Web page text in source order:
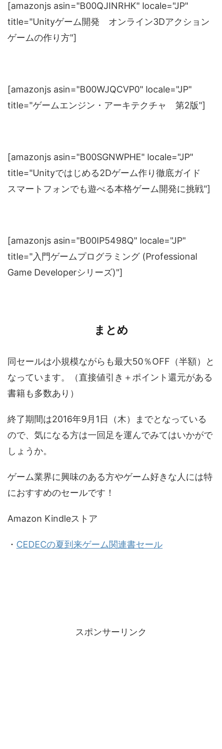
[amazonjs asin="B00QJINRHK" locale="JP"
title="Unityゲーム開発 オンライン3Dアクション
ゲームの作り方"]
[amazonjs asin="B00WJQCVP0" locale="JP"
title="ゲームエンジン・アーキテクチャ 第2版"]
[amazonjs asin="B00SGNWPHE" locale="JP"
title="Unityではじめる2Dゲーム作り徹底ガイド
スマートフォンでも遊べる本格ゲーム開発に挑戦"]
[amazonjs asin="B00IP5498Q" locale="JP"
title="入門ゲームプログラミング (Professional
Game Developerシリーズ)"]
まとめ
同セールは小規模ながらも最大50％OFF（半額）と
なっています。（直接値引き＋ポイント還元がある
書籍も多数あり）
終了期間は2016年9月1日（木）までとなっている
ので、気になる方は一回足を運んでみてはいかがで
しょうか。
ゲーム業界に興味のある方やゲーム好きな人には特
におすすめのセールです！
Amazon Kindleストア
・ CEDECの夏到来ゲーム関連書セール
スポンサーリンク